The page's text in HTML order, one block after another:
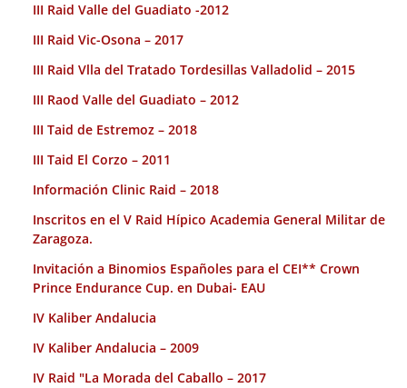
III Raid Valle del Guadiato -2012
III Raid Vic-Osona – 2017
III Raid Vlla del Tratado Tordesillas Valladolid – 2015
III Raod Valle del Guadiato – 2012
III Taid de Estremoz – 2018
III Taid El Corzo – 2011
Información Clinic Raid – 2018
Inscritos en el V Raid Hípico Academia General Militar de
Zaragoza.
Invitación a Binomios Españoles para el CEI** Crown
Prince Endurance Cup. en Dubai- EAU
IV Kaliber Andalucia
IV Kaliber Andalucia – 2009
IV Raid "La Morada del Caballo – 2017